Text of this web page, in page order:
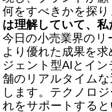
何をすべきかを探り
は理解していて、
今日の小売業界の
より優れた成果を
ジェント型AIとイ
舗のリアルタイム
します。テクノロ
れをサポートする